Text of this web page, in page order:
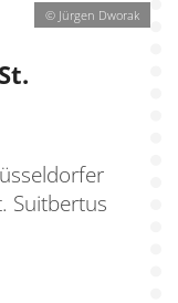
© Jürgen Dworak
Suitbertus